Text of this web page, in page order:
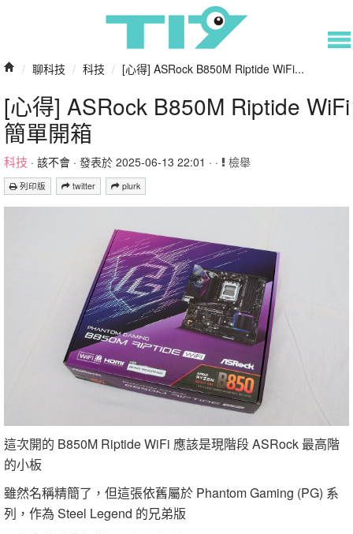
/ 聊科技 / 科技 / [心得] ASRock B850M Riptide WiFi...
[心得] ASRock B850M Riptide WiFi
簡單開箱
科技 · 該不會 · 發表於 2025-06-13 22:01 · · 檢舉
列印版 twitter plurk
這次開的 B850M Riptide WiFi 應該是現階段 ASRock 最高階
的小板
雖然名稱精簡了，但這張依舊屬於 Phantom Gaming (PG) 系
列，作為 Steel Legend 的兄弟版